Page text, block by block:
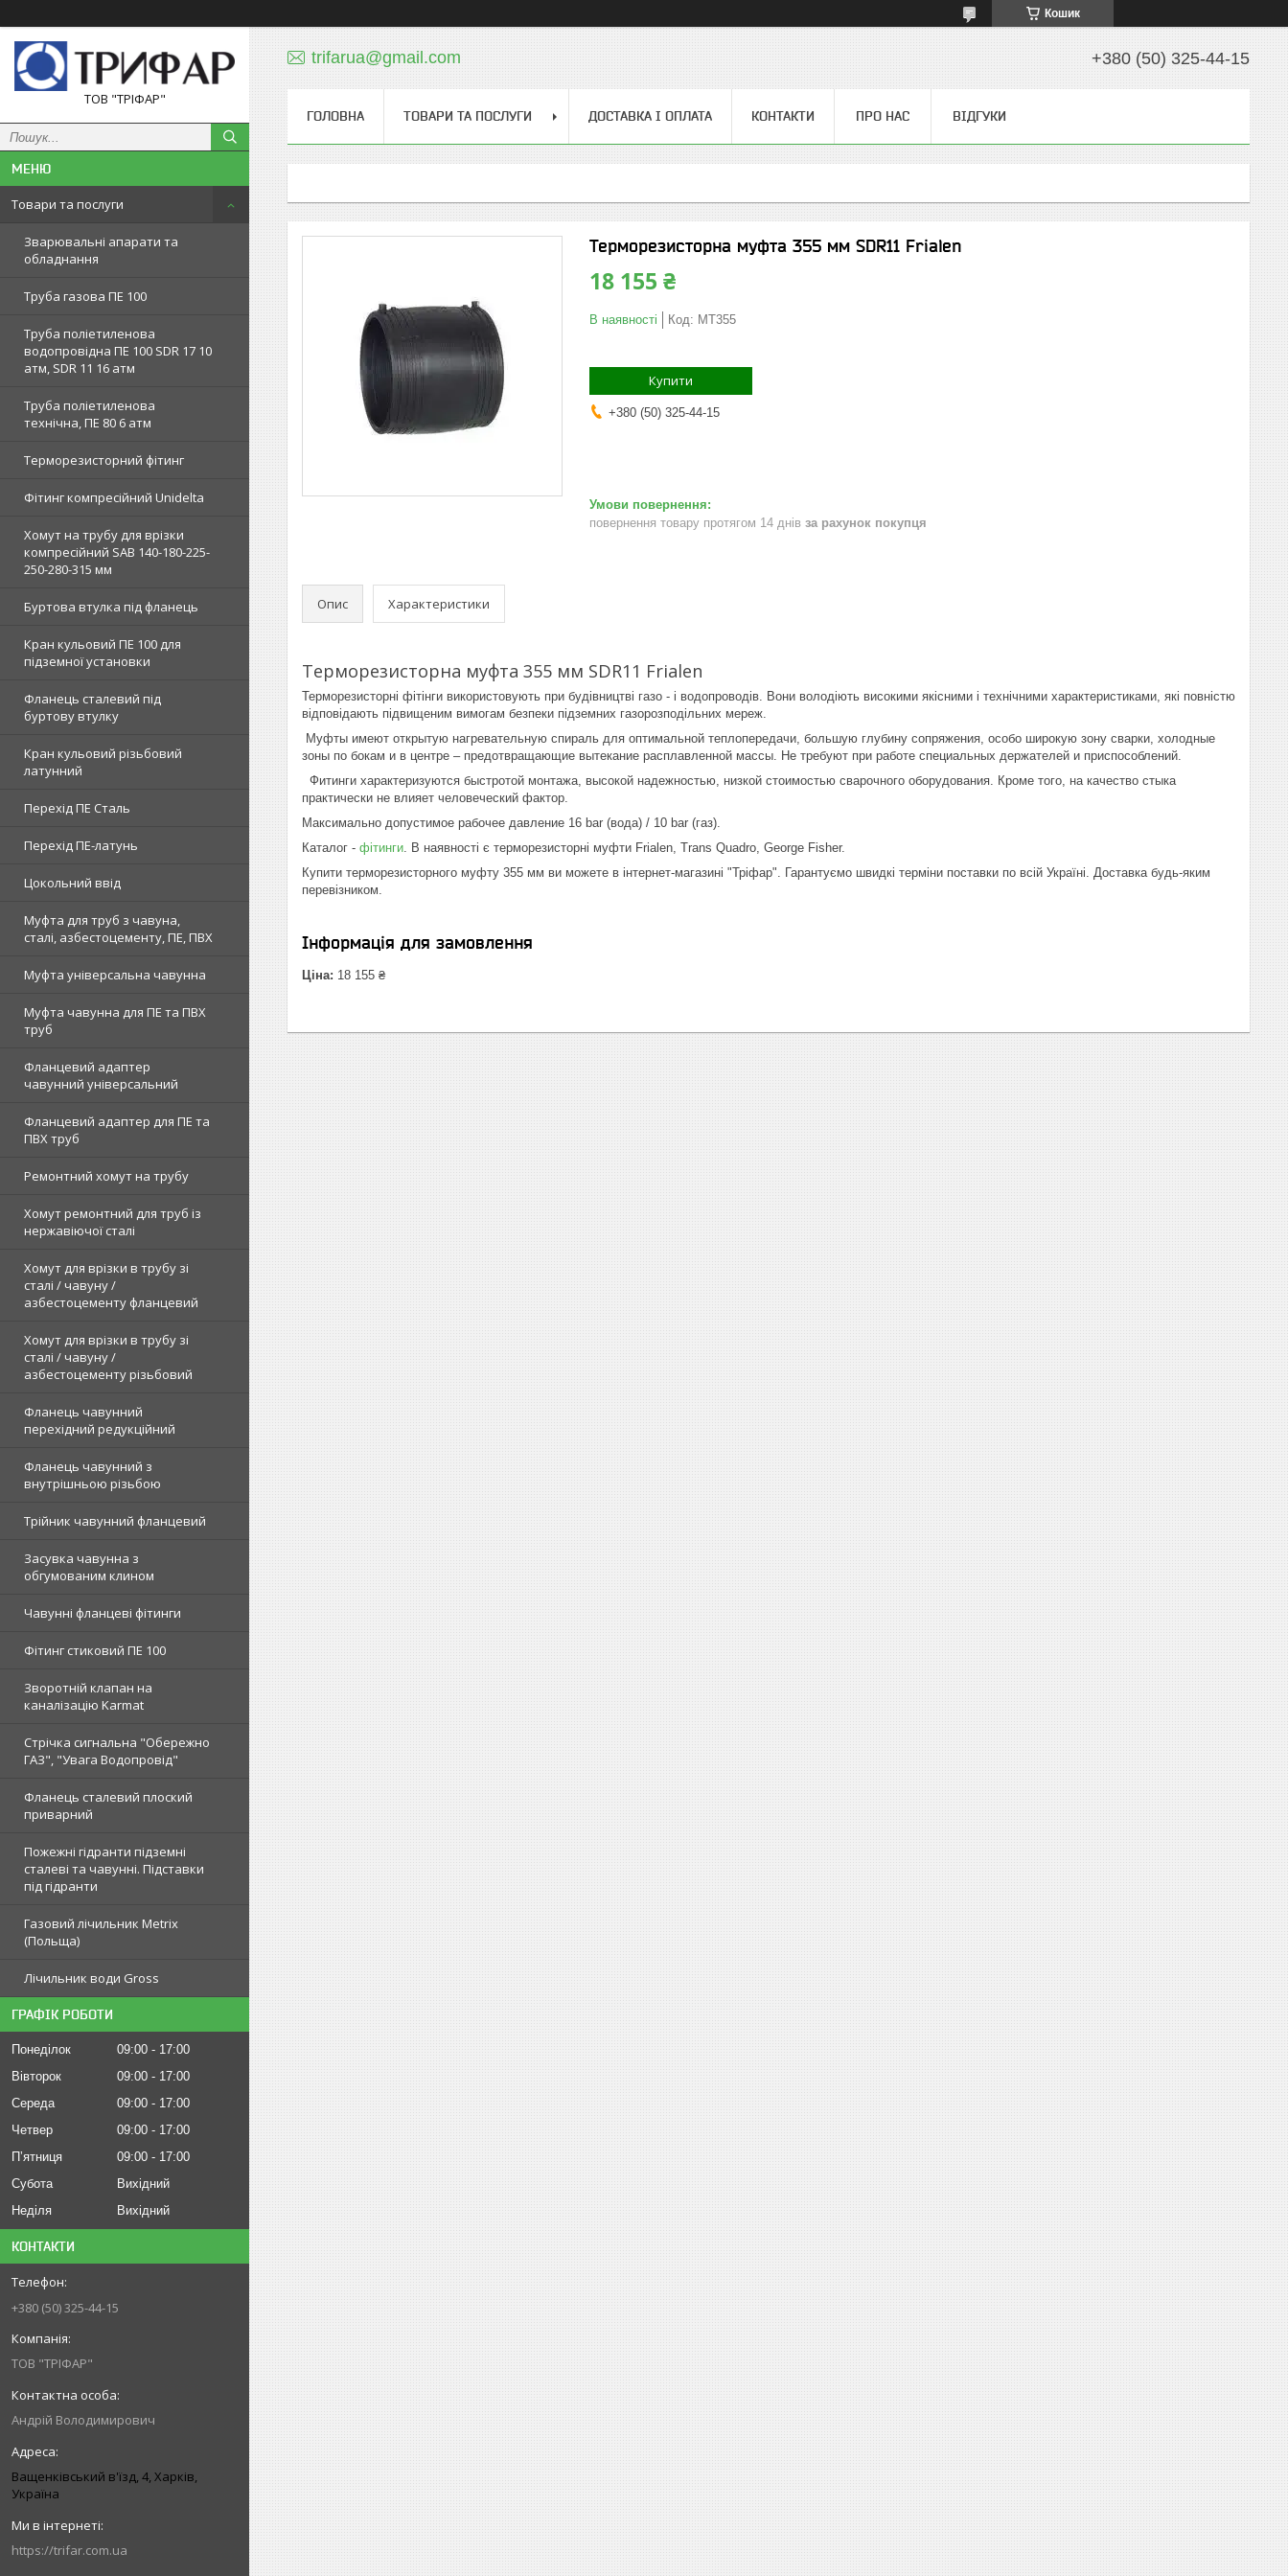
Кошик
ТОВ "ТРІФАР"
Товари та послуги
Зварювальні апарати та
обладнання
Труба газова ПЕ 100
Труба поліетиленова
водопровідна ПЕ 100 SDR 17 10
атм, SDR 11 16 атм
Труба поліетиленова
технічна, ПЕ 80 6 атм
Терморезисторний фітинг
Фітинг компресійний Unidelta
Хомут на трубу для врізки
компресійний SAB 140-180-225-
250-280-315 мм
Буртова втулка під фланець
Кран кульовий ПЕ 100 для
підземної установки
Фланець сталевий під
буртову втулку
Кран кульовий різьбовий
латунний
Перехід ПЕ Сталь
Перехід ПЕ-латунь
Цокольний ввід
Муфта для труб з чавуна,
сталі, азбестоцементу, ПЕ, ПВХ
Муфта універсальна чавунна
Муфта чавунна для ПЕ та ПВХ
труб
Фланцевий адаптер
чавунний універсальний
Фланцевий адаптер для ПЕ та
ПВХ труб
Ремонтний хомут на трубу
Хомут ремонтний для труб із
нержавіючої сталі
Хомут для врізки в трубу зі
сталі / чавуну /
азбестоцементу фланцевий
Хомут для врізки в трубу зі
сталі / чавуну /
азбестоцементу різьбовий
Фланець чавунний
перехідний редукційний
Фланець чавунний з
внутрішньою різьбою
Трійник чавунний фланцевий
Засувка чавунна з
обгумованим клином
Чавунні фланцеві фітинги
Фітинг стиковий ПЕ 100
Зворотній клапан на
каналізацію Karmat
Стрічка сигнальна "Обережно
ГАЗ", "Увага Водопровід"
Фланець сталевий плоский
приварний
Пожежні гідранти підземні
сталеві та чавунні. Підставки
під гідранти
Газовий лічильник Metrix
(Польща)
Лічильник води Gross
ГРАФІК РОБОТИ
Понеділок 09:00
17:00
Вівторок
09:00
17:00
Середа
09:00
17:00
Четвер
09:00
17:00
Пʼятниця
09:00
17:00
Субота
Вихідний
Неділя
Вихідний
КОНТАКТИ
+380 (50) 325-44-15
ТОВ "ТРІФАР"
Андрій Володимирович
Ващенківський в'їзд, 4, Харків,
Україна
https://trifar.com.ua
trifarua@gmail.com +380 (50) 325-44-15
ГОЛОВНА ТОВАРИ ТА ПОСЛУГИ ДОСТАВКА І ОПЛАТА КОНТАКТИ ПРО НАС ВІДГУКИ
Терморезисторна муфта 355 мм SDR11 Frialen
18 155 ₴
В наявності Код: МТ355
Купити
+380 (50) 325-44-15
повернення товару протягом 14 днів за рахунок покупця
Опис Характеристики
Терморезисторна муфта 355 мм SDR11 Frialen
Терморезисторні фітінги використовують при будівництві газо - і водопроводів. Вони володіють високими якісними і технічними характеристиками, які повністю
відповідають підвищеним вимогам безпеки підземних газорозподільних мереж.
Муфты имеют открытую нагревательную спираль для оптимальной теплопередачи, большую глубину сопряжения, особо широкую зону сварки, холодные
зоны по бокам и в центре – предотвращающие вытекание расплавленной массы. Не требуют при работе специальных держателей и приспособлений.
Фитинги характеризуются быстротой монтажа, высокой надежностью, низкой стоимостью сварочного оборудования. Кроме того, на качество стыка
практически не влияет человеческий фактор.
Максимально допустимое рабочее давление 16 bar (вода) / 10 bar (газ).
Каталог - фітинги. В наявності є терморезисторні муфти Frialen, Trans Quadro, George Fisher.
Купити терморезисторного муфту 355 мм ви можете в інтернет-магазині "Тріфар". Гарантуємо швидкі терміни поставки по всій Україні. Доставка будь-яким
перевізником.
Інформація для замовлення
Ціна: 18 155 ₴